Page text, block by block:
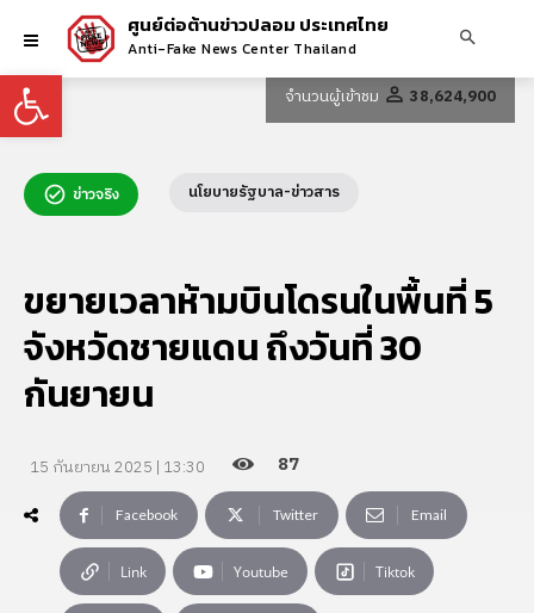
Open toolbar
ศูนย์ต่อต้านข่าวปลอม ประเทศไทย
Anti-Fake News Center Thailand
จำนวนผู้เข้าชม 38,624,900
ข่าวจริง นโยบายรัฐบาล-ข่าวสาร
ขยายเวลาห้ามบินโดรนในพื้นที่ 5
จังหวัดชายแดน ถึงวันที่ 30
กันยายน
15 กันยายน 2025 | 13:30 87
Facebook Twitter Email
Link Youtube Tiktok